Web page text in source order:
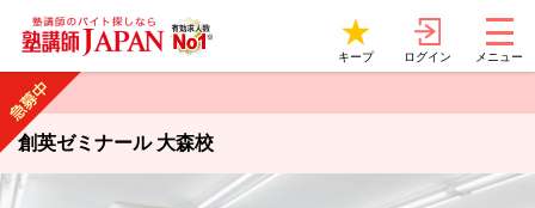
キープ ログイン メニュー
創英ゼミナール 大森校